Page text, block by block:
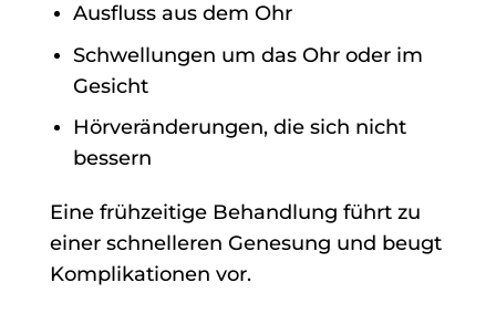
Ausfluss aus dem Ohr
Schwellungen um das Ohr oder im
Gesicht
Hörveränderungen, die sich nicht
bessern
Eine frühzeitige Behandlung führt zu
einer schnelleren Genesung und beugt
Komplikationen vor.